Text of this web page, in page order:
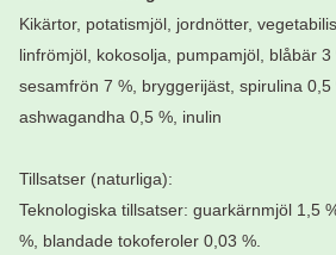
Kikärtor, potatismjöl, jordnötter,
linfrömjöl, kokosolja, pumpamjöl, blåbär 3
sesamfrön 7 %, bryggerijäst, spirulina 0,5
ashwagandha 0,5 %, inulin
Tillsatser (naturliga):
Teknologiska tillsatser: guarkärnmjöl 1,5
%, blandade tokoferoler 0,03 %.